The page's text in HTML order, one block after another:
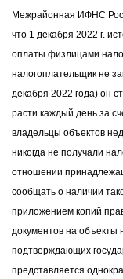
Межрайонная ИФНС
что 1 декабря 2022 г.
оплаты физлицами
налогоплательщик не
декабря 2022 года) он
расти каждый день за
владельцы объектов
никогда не получали
отношении
сообщать о наличии
приложением копий
документов на объекты
подтверждающих
представляется